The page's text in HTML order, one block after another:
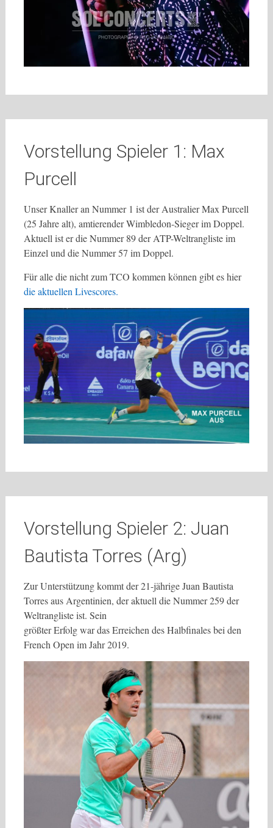
Vorstellung Spieler 1: Max
Purcell
Unser Knaller an Nummer 1 ist der Australier Max Purcell
(25 Jahre alt), amtierender Wimbledon-Sieger im Doppel.
Aktuell ist er die Nummer 89 der ATP-Weltrangliste im
Einzel und die Nummer 57 im Doppel.
Für alle die nicht zum TCO kommen können gibt es hier
die aktuellen Livescores.
Vorstellung Spieler 2: Juan
Bautista Torres (Arg)
Zur Unterstützung kommt der 21-jährige Juan Bautista
Torres aus Argentinien, der aktuell die Nummer 259 der
Weltrangliste ist. Sein
größter Erfolg war das Erreichen des Halbfinales bei den
French Open im Jahr 2019.